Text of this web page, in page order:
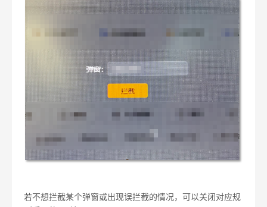
若不想拦截某个弹窗或出现误拦截的情况，可以关闭对应规